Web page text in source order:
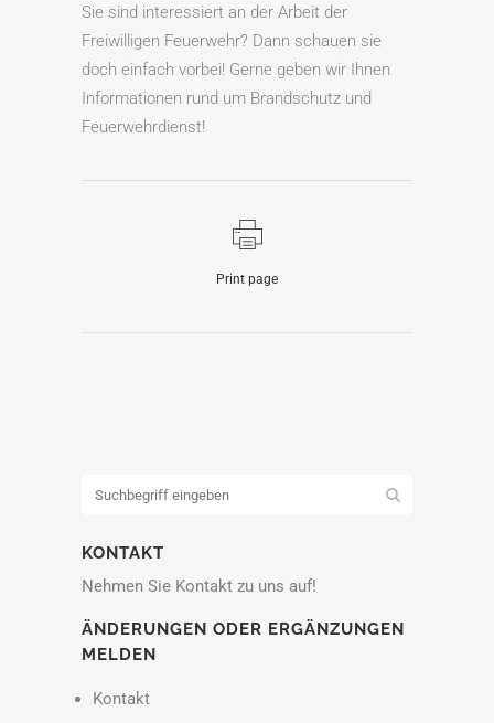
Sie sind interessiert an der Arbeit der
Freiwilligen Feuerwehr? Dann schauen sie
doch einfach vorbei! Gerne geben wir Ihnen
Informationen rund um Brandschutz und
Feuerwehrdienst!
Print page
KONTAKT
Nehmen Sie Kontakt zu uns auf!
ÄNDERUNGEN ODER ERGÄNZUNGEN
MELDEN
Kontakt